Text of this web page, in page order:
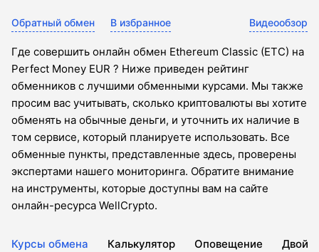
Обратный обмен В избранное Видеообзор
Где совершить онлайн обмен Ethereum Classic (ETC) на
Perfect Money EUR ? Ниже приведен рейтинг
обменников с лучшими обменными курсами. Мы также
просим вас учитывать, сколько криптовалюты вы хотите
обменять на обычные деньги, и уточнить их наличие в
том сервисе, который планируете использовать. Все
обменные пункты, представленные здесь, проверены
экспертами нашего мониторинга. Обратите внимание
на инструменты, которые доступны вам на сайте
онлайн-ресурса WellCrypto.
Курсы обмена Калькулятор Оповещение